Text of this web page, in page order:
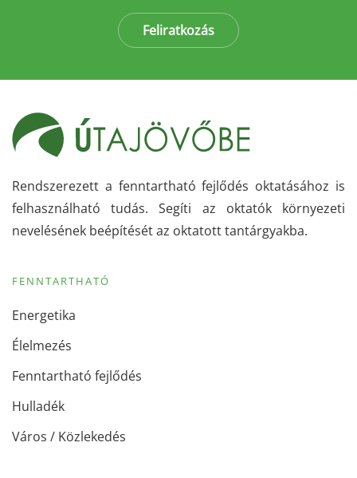
Feliratkozás
Rendszerezett a fenntartható fejlődés oktatásához is
felhasználható tudás. Segíti az oktatók környezeti
nevelésének beépítését az oktatott tantárgyakba.
FENNTARTHATÓ
Energetika
Élelmezés
Fenntartható fejlődés
Hulladék
Város / Közlekedés